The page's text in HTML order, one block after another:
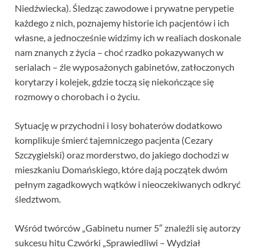
Niedźwiecka). Śledząc zawodowe i prywatne perypetie
każdego z nich, poznajemy historie ich pacjentów i ich
własne, a jednocześnie widzimy ich w realiach doskonale
nam znanych z życia – choć rzadko pokazywanych w
serialach – źle wyposażonych gabinetów, zatłoczonych
korytarzy i kolejek, gdzie toczą się niekończące się
rozmowy o chorobach i o życiu.
Sytuację w przychodni i losy bohaterów dodatkowo
komplikuje śmierć tajemniczego pacjenta (Cezary
Szczygielski) oraz morderstwo, do jakiego dochodzi w
mieszkaniu Domańskiego, które dają początek dwóm
pełnym zagadkowych wątków i nieoczekiwanych odkryć
śledztwom.
Wśród twórców „Gabinetu numer 5″ znaleźli się autorzy
sukcesu hitu Czwórki „Sprawiedliwi – Wydział